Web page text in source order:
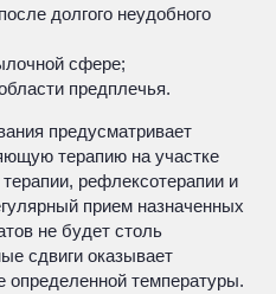
долгого неудобного
сфере;
предплечья.
предусматривает
терапию на участке
рефлексотерапии и
прием назначенных
не будет столь
сдвиги оказывает
определенной температуры.